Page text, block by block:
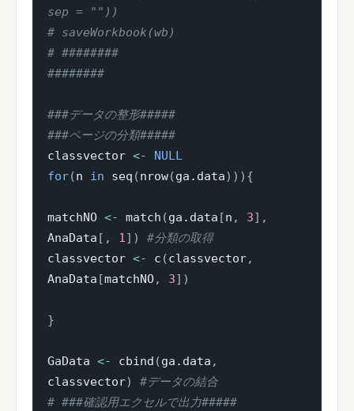
sep = ""))
# saveWorkbook(wb)
# ########
########
###データの整形#####
###ページの分類#####
classvector <-
NULL
for(n in seq (nrow(ga.data) ) ) {
matchNO <- match (ga.data [n , 3] ,
AnaData [ , 1] )
#分類の取得
classvector <- c (classvector,
AnaData [matchNO, 3] )
}
GaData <- cbind (ga.data ,
classvector)
#データの結合
# ###確認用エクセルで出力#####